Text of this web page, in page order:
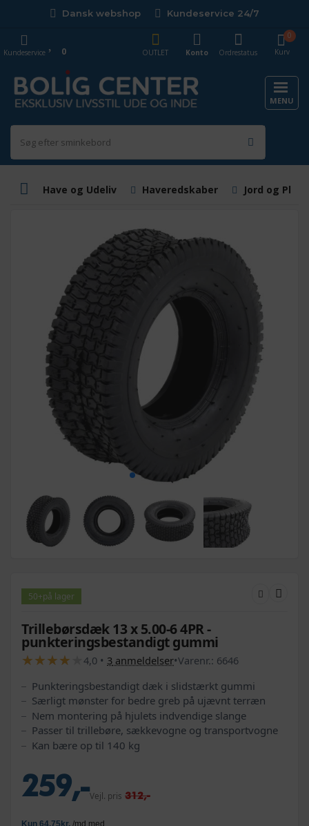
Dansk webshop Kundeservice 24/7
Kurv
0
OUTLET
Konto Ordrestatus
Kundeservice 0
MENU
Have og Udeliv Haveredskaber Jord og
50+på lager
Trillebørsdæk 13 x 5.00-6 4PR -
punkteringsbestandigt gummi
★
★★
★★
★★
★ 4,0 • 3 anmeldelser•Varenr.: 6646
Punkteringsbestandigt dæk i slidstærkt gummi
Særligt mønster for bedre greb på ujævnt terræn
Nem montering på hjulets indvendige slange
Passer til trillebøre, sækkevogne og transportvogne
Kan bære op til 140 kg
259,-Vejl. pris 312,-